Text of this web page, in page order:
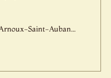
Saint-Auban...